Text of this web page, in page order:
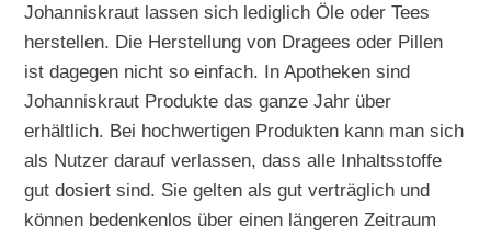
Johanniskraut lassen sich lediglich Öle oder Tees
herstellen. Die Herstellung von Dragees oder Pillen
ist dagegen nicht so einfach. In Apotheken sind
Johanniskraut Produkte das ganze Jahr über
erhältlich. Bei hochwertigen Produkten kann man sich
als Nutzer darauf verlassen, dass alle Inhaltsstoffe
gut dosiert sind. Sie gelten als gut verträglich und
können bedenkenlos über einen längeren Zeitraum